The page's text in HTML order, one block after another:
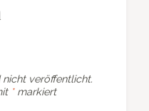
veröffentlicht.
*markiert